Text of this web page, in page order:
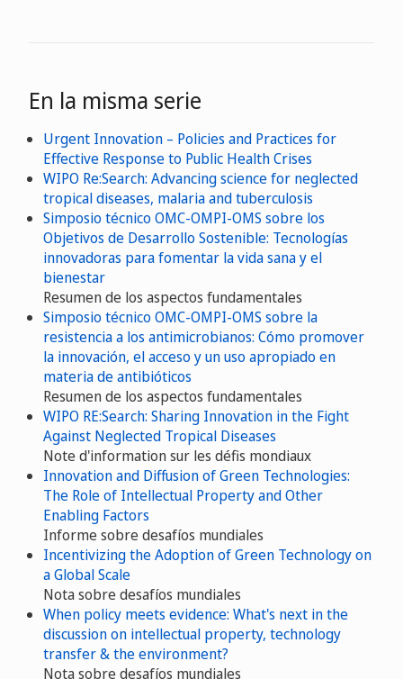
En la misma serie
Urgent Innovation – Policies and Practices for
Effective Response to Public Health Crises
WIPO Re:Search: Advancing science for neglected
tropical diseases, malaria and tuberculosis
Simposio técnico OMC-OMPI-OMS sobre los
Objetivos de Desarrollo Sostenible: Tecnologías
innovadoras para fomentar la vida sana y el
bienestar
Resumen de los aspectos fundamentales
Simposio técnico OMC-OMPI-OMS sobre la
resistencia a los antimicrobianos: Cómo promover
la innovación, el acceso y un uso apropiado en
materia de antibióticos
Resumen de los aspectos fundamentales
WIPO RE:Search: Sharing Innovation in the Fight
Against Neglected Tropical Diseases
Note d'information sur les défis mondiaux
Innovation and Diffusion of Green Technologies:
The Role of Intellectual Property and Other
Enabling Factors
Informe sobre desafíos mundiales
Incentivizing the Adoption of Green Technology on
a Global Scale
Nota sobre desafíos mundiales
When policy meets evidence: What's next in the
discussion on intellectual property, technology
transfer & the environment?
Nota sobre desafíos mundiales